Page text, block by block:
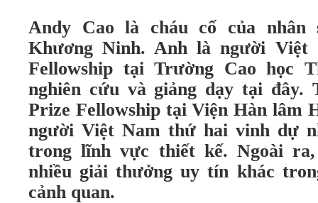
Andy Cao là cháu cố của nhân
Khương Ninh. Anh là người Việt
Fellowship tại Trường Cao học
nghiên cứu và giảng dạy tại đây.
Prize Fellowship tại Viện Hàn lâm
người Việt Nam thứ hai vinh dự
trong lĩnh vực thiết kế. Ngoài
nhiều giải thưởng uy tín khác
cảnh quan.